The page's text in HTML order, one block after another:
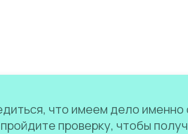
что имеем дело именно
проверку, чтобы